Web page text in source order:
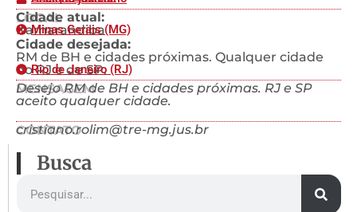
LOCAL
Cidade atual:
Itamarandiba
Minas Gerais (MG)
Cidade desejada:
RM de BH e cidades próximas. Qualquer cidade
do RJ e de SP.
Rio de Janeiro (RJ)
MENSAGEM
Desejo RM de BH e cidades próximas. RJ e SP
aceito qualquer cidade.
CONTATO
cristiano.rolim@tre-mg.jus.br
Busca